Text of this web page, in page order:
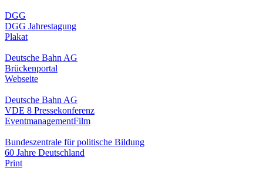
DGG
DGG Jahrestagung
Plakat
Deutsche Bahn AG
Brückenportal
Webseite
Deutsche Bahn AG
VDE 8 Pressekonferenz
EventmanagementFilm
Bundeszentrale für politische Bildung
60 Jahre Deutschland
Print